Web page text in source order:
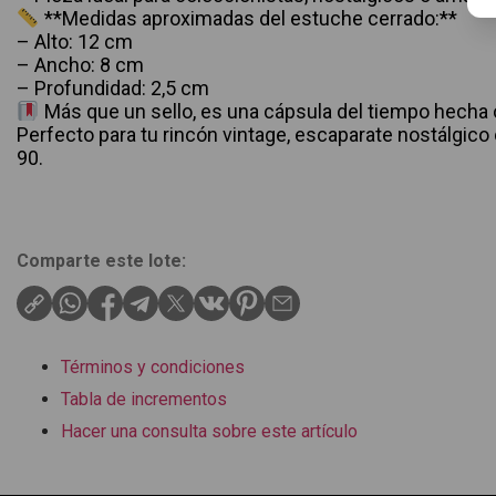
**Medidas aproximadas del estuche cerrado:**
– Alto: 12 cm
– Ancho: 8 cm
– Profundidad: 2,5 cm
Más que un sello, es una cápsula del tiempo hecha
Perfecto para tu rincón vintage, escaparate
90.
Comparte este lote:
Términos y condiciones
Tabla de incrementos
Hacer una consulta sobre este artículo